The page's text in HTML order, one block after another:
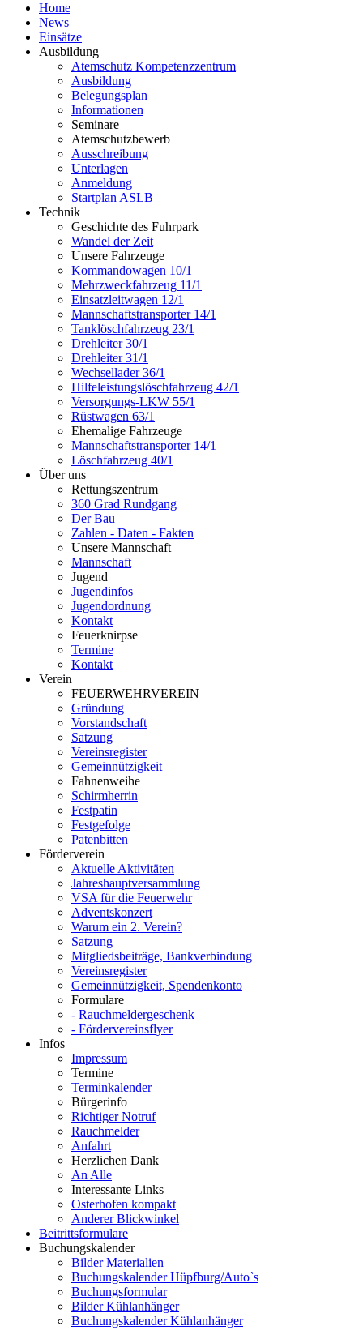
Home
News
Einsätze
Ausbildung
Atemschutz Kompetenzzentrum
Ausbildung
Belegungsplan
Informationen
Seminare
Atemschutzbewerb
Ausschreibung
Unterlagen
Anmeldung
Startplan ASLB
Technik
Geschichte des Fuhrpark
Wandel der Zeit
Unsere Fahrzeuge
Kommandowagen 10/1
Mehrzweckfahrzeug 11/1
Einsatzleitwagen 12/1
Mannschaftstransporter 14/1
Tanklöschfahrzeug 23/1
Drehleiter 30/1
Drehleiter 31/1
Wechsellader 36/1
Hilfeleistungslöschfahrzeug 42/1
Versorgungs-LKW 55/1
Rüstwagen 63/1
Ehemalige Fahrzeuge
Mannschaftstransporter 14/1
Löschfahrzeug 40/1
Über uns
Rettungszentrum
360 Grad Rundgang
Der Bau
Zahlen - Daten - Fakten
Unsere Mannschaft
Mannschaft
Jugend
Jugendinfos
Jugendordnung
Kontakt
Feuerknirpse
Termine
Kontakt
Verein
FEUERWEHRVEREIN
Gründung
Vorstandschaft
Satzung
Vereinsregister
Gemeinnützigkeit
Fahnenweihe
Schirmherrin
Festpatin
Festgefolge
Patenbitten
Förderverein
Aktuelle Aktivitäten
Jahreshauptversammlung
VSA für die Feuerwehr
Adventskonzert
Warum ein 2. Verein?
Satzung
Mitgliedsbeiträge, Bankverbindung
Vereinsregister
Gemeinnützigkeit, Spendenkonto
Formulare
- Rauchmeldergeschenk
- Fördervereinsflyer
Infos
Impressum
Termine
Terminkalender
Bürgerinfo
Richtiger Notruf
Rauchmelder
Anfahrt
Herzlichen Dank
An Alle
Interessante Links
Osterhofen kompakt
Anderer Blickwinkel
Beitrittsformulare
Buchungskalender
Bilder Materialien
Buchungskalender Hüpfburg/Auto`s
Buchungsformular
Bilder Kühlanhänger
Buchungskalender Kühlanhänger